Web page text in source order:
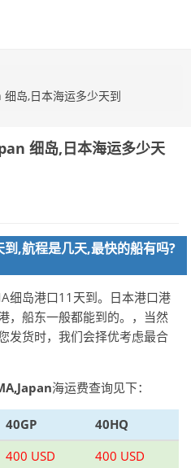
岛,日本海运多少天到
细岛,日本海运多少天
,航程是几天,最快的船有吗?
细岛港口11天到。日本港口港
，船东一般都能到的。，当然
发货时，我们会择优考虑最合
海运费查询见下：
40GP
40HQ
400 USD 400 USD